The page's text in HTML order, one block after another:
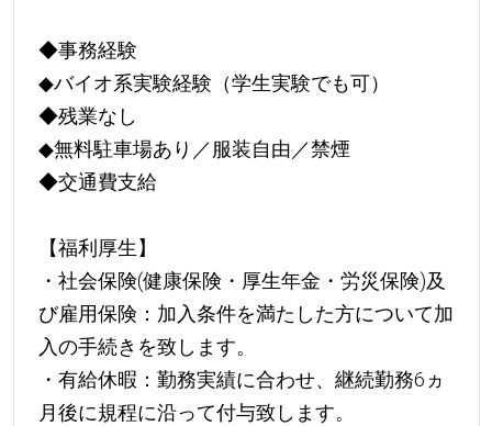
◆事務経験
◆バイオ系実験経験（学生実験でも可）
◆残業なし
◆無料駐車場あり／服装自由／禁煙
◆交通費支給
【福利厚生】
・社会保険(健康保険・厚生年金・労災保険)及
び雇用保険：加入条件を満たした方について加
入の手続きを致します。
・有給休暇：勤務実績に合わせ、継続勤務6ヵ
月後に規程に沿って付与致します。